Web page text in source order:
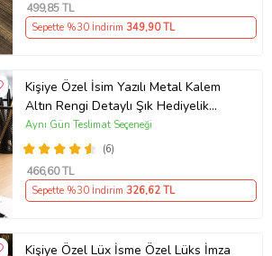
499,85 TL
Sepette %30 İndirim 349,90 TL
Kişiye Özel İsim Yazılı Metal Kalem
Altın Rengi Detaylı Şık Hediyelik
Roller Kalem Özel Kutusunda İmza
Kalemi
(6)
Aynı Gün Teslimat Seçeneği
466,60 TL
Sepette %30 İndirim 326,62 TL
Kişiye Özel Lüx İsme Özel Lüks İmza